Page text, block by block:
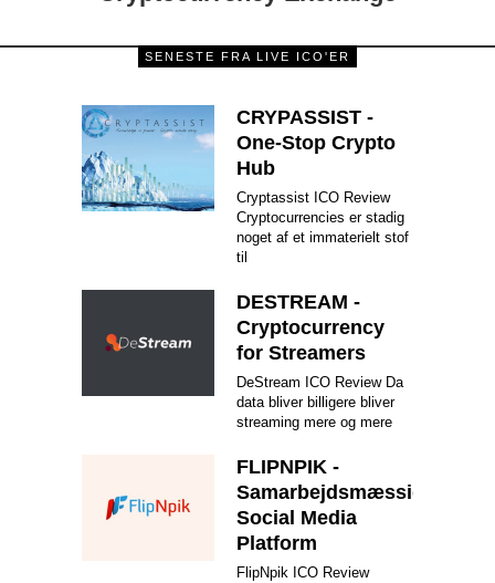
SENESTE FRA LIVE ICO'ER
CRYPASSIST -
One-Stop Crypto
Hub
Cryptassist ICO Review
Cryptocurrencies er stadig
noget af et immaterielt stof
til
DESTREAM -
Cryptocurrency
for Streamers
DeStream ICO Review Da
data bliver billigere bliver
streaming mere og mere
FLIPNPIK -
Samarbejdsmæssig
Social Media
Platform
FlipNpik ICO Review